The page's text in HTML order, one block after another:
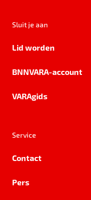
Sluit je aan
Lid worden
BNNVARA-account
VARAgids
Service
Contact
Pers